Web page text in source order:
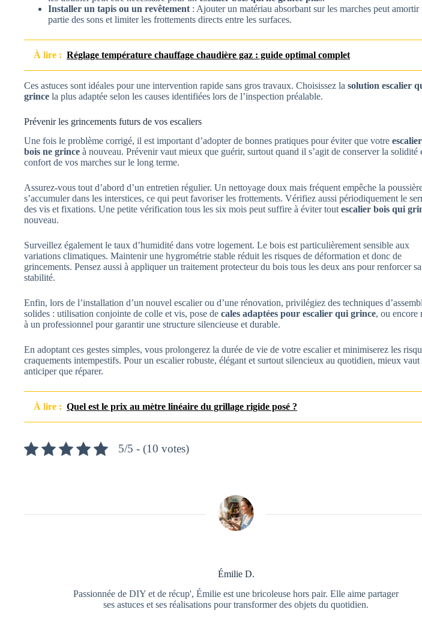
Installer un tapis ou un revêtement : Ajouter un matériau absorbant sur les marches peut amortir
partie des sons et limiter les frottements directs entre les surfaces.
À lire : Réglage température chauffage chaudière gaz : guide optimal complet
Ces astuces sont idéales pour une intervention rapide sans gros travaux. Choisissez la solution escalier
grince la plus adaptée selon les causes identifiées lors de l’inspection préalable.
Prévenir les grincements futurs de vos escaliers
Une fois le problème corrigé, il est important d’adopter de bonnes pratiques pour éviter que votre
bois ne grince à nouveau. Prévenir vaut mieux que guérir, surtout quand il s’agit de conserver la solidité
confort de vos marches sur le long terme.
Assurez-vous tout d’abord d’un entretien régulier. Un nettoyage doux mais fréquent empêche la
s’accumuler dans les interstices, ce qui peut favoriser les frottements. Vérifiez aussi périodiquement le
des vis et fixations. Une petite vérification tous les six mois peut suffire à éviter tout escalier bois qui
nouveau.
Surveillez également le taux d’humidité dans votre logement. Le bois est particulièrement sensible aux
variations climatiques. Maintenir une hygrométrie stable réduit les risques de déformation et donc de
grincements. Pensez aussi à appliquer un traitement protecteur du bois tous les deux ans pour renforcer sa
stabilité.
Enfin, lors de l’installation d’un nouvel escalier ou d’une rénovation, privilégiez des techniques
solides : utilisation conjointe de colle et vis, pose de cales adaptées pour escalier qui grince, ou encore
à un professionnel pour garantir une structure silencieuse et durable.
En adoptant ces gestes simples, vous prolongerez la durée de vie de votre escalier et minimiserez les
craquements intempestifs. Pour un escalier robuste, élégant et surtout silencieux au quotidien, mieux vaut
anticiper que réparer.
À lire : Quel est le prix au mètre linéaire du grillage rigide posé ?
5/5 - (10 votes)
Émilie D.
Passionnée de DIY et de récup', Émilie est une bricoleuse hors pair. Elle aime partager
ses astuces et ses réalisations pour transformer des objets du quotidien.